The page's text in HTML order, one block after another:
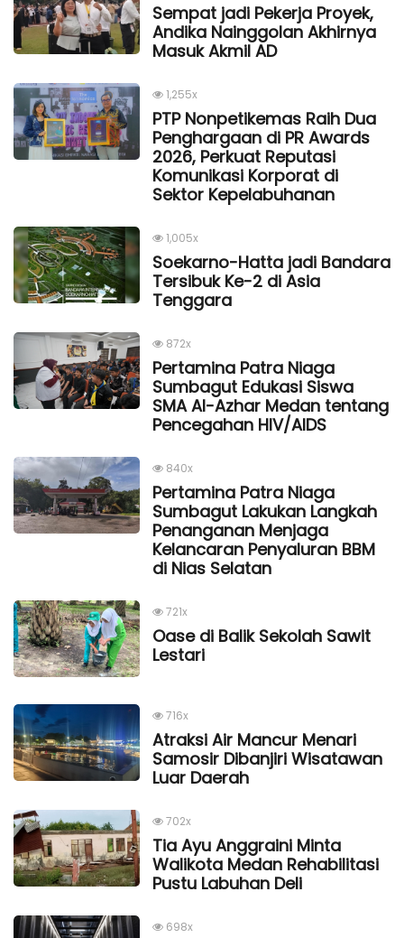
Sempat jadi Pekerja Proyek,
Andika Nainggolan Akhirnya
Masuk Akmil AD
1,255x
PTP Nonpetikemas Raih Dua
Penghargaan di PR Awards
2026, Perkuat Reputasi
Komunikasi Korporat di
Sektor Kepelabuhanan
1,005x
Soekarno-Hatta jadi Bandara
Tersibuk Ke-2 di Asia
Tenggara
872x
Pertamina Patra Niaga
Sumbagut Edukasi Siswa
SMA Al-Azhar Medan tentang
Pencegahan HIV/AIDS
840x
Pertamina Patra Niaga
Sumbagut Lakukan Langkah
Penanganan Menjaga
Kelancaran Penyaluran BBM
di Nias Selatan
721x
Oase di Balik Sekolah Sawit
Lestari
716x
Atraksi Air Mancur Menari
Samosir Dibanjiri Wisatawan
Luar Daerah
702x
Tia Ayu Anggraini Minta
Walikota Medan Rehabilitasi
Pustu Labuhan Deli
698x